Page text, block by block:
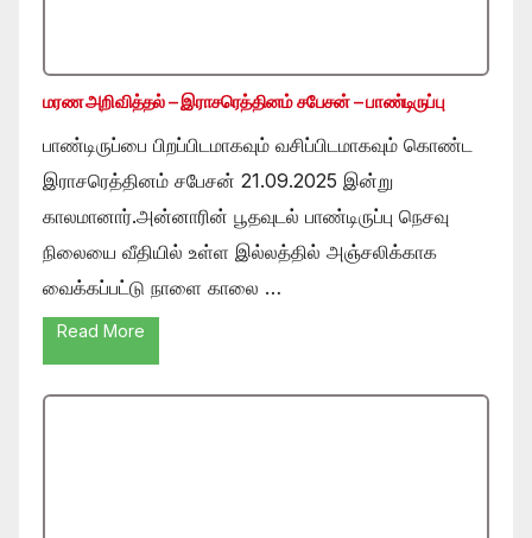
மரண அறிவித்தல் – இராசரெத்தினம் சபேசன் – பாண்டிருப்பு
பாண்டிருப்பை பிறப்பிடமாகவும் வசிப்பிடமாகவும் கொண்ட
இராசரெத்தினம் சபேசன் 21.09.2025 இன்று
காலமானார்.அன்னாரின் பூதவுடல் பாண்டிருப்பு நெசவு
நிலையை வீதியில் உள்ள இல்லத்தில் அஞ்சலிக்காக
வைக்கப்பட்டு நாளை காலை …
Read More